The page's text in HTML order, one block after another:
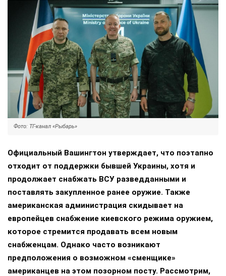
Фото: ТГ-канал «Рыбарь»
Официальный Вашингтон утверждает, что поэтапно
отходит от поддержки бывшей Украины, хотя и
продолжает снабжать ВСУ разведданными и
поставлять закупленное ранее оружие. Также
американская администрация скидывает на
европейцев снабжение киевского режима оружием,
которое стремится продавать всем новым
снабженцам. Однако часто возникают
предположения о возможном «сменщике»
американцев на этом позорном посту. Рассмотрим,